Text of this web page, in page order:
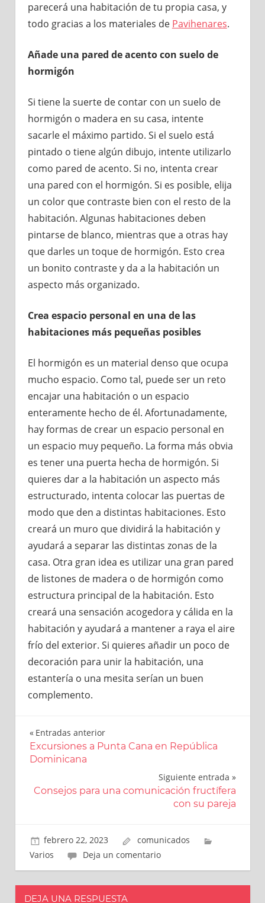
parecerá una habitación de tu propia casa, y
todo gracias a los materiales de Pavihenares.
Añade una pared de acento con suelo de
hormigón
Si tiene la suerte de contar con un suelo de
hormigón o madera en su casa, intente
sacarle el máximo partido. Si el suelo está
pintado o tiene algún dibujo, intente utilizarlo
como pared de acento. Si no, intenta crear
una pared con el hormigón. Si es posible, elija
un color que contraste bien con el resto de la
habitación. Algunas habitaciones deben
pintarse de blanco, mientras que a otras hay
que darles un toque de hormigón. Esto crea
un bonito contraste y da a la habitación un
aspecto más organizado.
Crea espacio personal en una de las
habitaciones más pequeñas posibles
El hormigón es un material denso que ocupa
mucho espacio. Como tal, puede ser un reto
encajar una habitación o un espacio
enteramente hecho de él. Afortunadamente,
hay formas de crear un espacio personal en
un espacio muy pequeño. La forma más obvia
es tener una puerta hecha de hormigón. Si
quieres dar a la habitación un aspecto más
estructurado, intenta colocar las puertas de
modo que den a distintas habitaciones. Esto
creará un muro que dividirá la habitación y
ayudará a separar las distintas zonas de la
casa. Otra gran idea es utilizar una gran pared
de listones de madera o de hormigón como
estructura principal de la habitación. Esto
creará una sensación acogedora y cálida en la
habitación y ayudará a mantener a raya el aire
frío del exterior. Si quieres añadir un poco de
decoración para unir la habitación, una
estantería o una mesita serían un buen
complemento.
Navegación
entradas
Entradas anterior
Excursiones a Punta Cana en República
Dominicana
Siguiente entrada
Consejos para una comunicación fructífera
con su pareja
febrero 22, 2023
comunicados
Varios
Deja un comentario
DEJA UNA RESPUESTA